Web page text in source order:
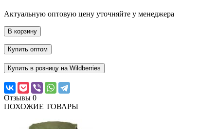
Актуальную оптовую цену уточняйте у менеджера
В корзину
Купить оптом
Купить в розницу на Wildberries
Отзывы 0
ПОХОЖИЕ ТОВАРЫ